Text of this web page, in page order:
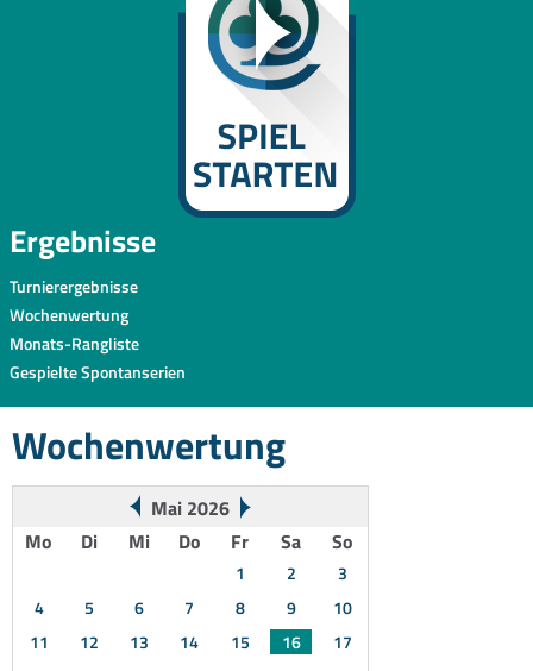
Ergebnisse
Turnierergebnisse
Wochenwertung
Monats-Rangliste
Gespielte Spontanserien
Wochenwertung
Mai 2026
Mo
Di Mi Do Fr Sa So
1 2
3
4
5 6 7 8 9
10
11
12 13 14 15 16
17